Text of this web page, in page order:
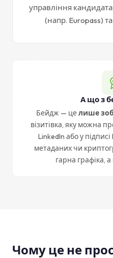
управління
(напр. Europass)
А що з
Бейдж — целише
візитівка, яку можна
LinkedIn або у
метаданих чи
гарна графіка,
Чому це не